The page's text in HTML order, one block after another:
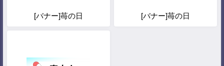
[バナー]苺の日 [バナー]苺の日